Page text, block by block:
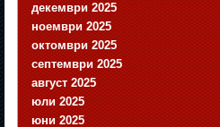
декември 2025
ноември 2025
октомври 2025
септември 2025
август 2025
юли 2025
юни 2025